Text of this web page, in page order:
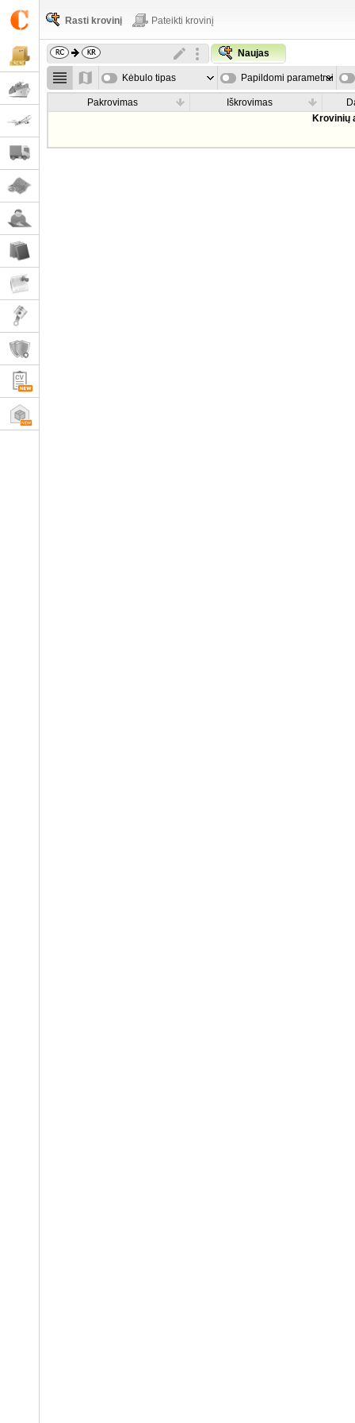
Rasti krovinį Pateikti krovinį
Naujas
Kėbulo tipas Papildomi parametrai
Pakrovimas Iškrovimas
Krovinių